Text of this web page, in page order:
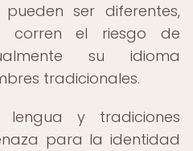
ser diferentes,
corren el riesgo de
su idioma
tradicionales.
y tradiciones
para la identidad